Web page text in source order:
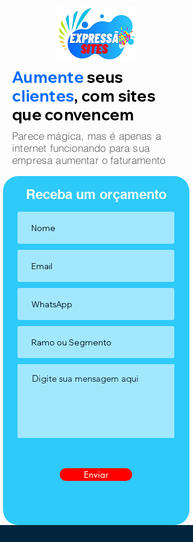
Aumenteseus
clientes, com sites
que convencem
Parece mágica, mas é apenas a
internet funcionando para sua
empresa aumentar o faturamento
Receba um orçamento
Enviar